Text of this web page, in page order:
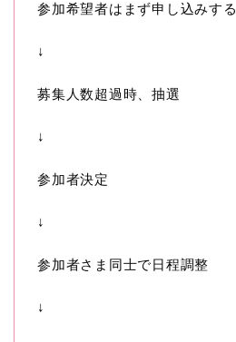
参加希望者はまず申し込みする
↓
募集人数超過時、抽選
↓
参加者決定
↓
参加者さま同士で日程調整
↓